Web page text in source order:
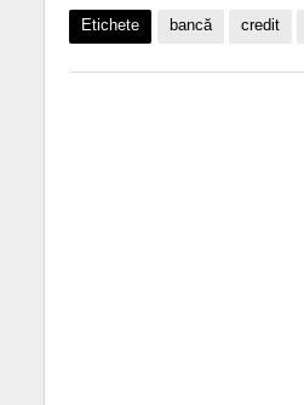
Etichete bancă credit